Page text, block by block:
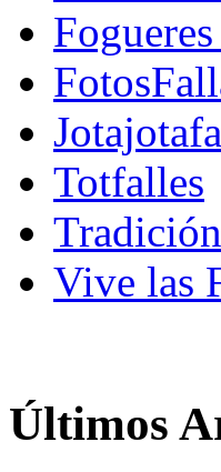
Totfalles
Vive las
Últimos